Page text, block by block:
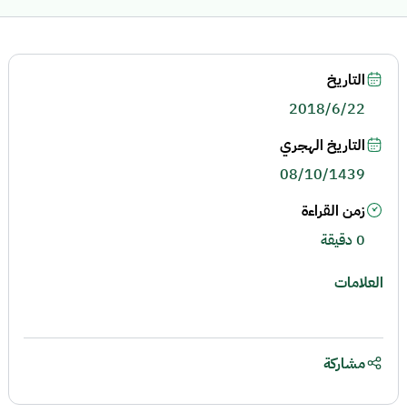
التاريخ
2018/6/22
التاريخ الهجري
08/10/1439
زمن القراءة
0 دقيقة
العلامات
مشاركة